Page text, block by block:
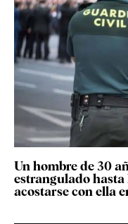
Un hombre de 30
estrangulado
acostarse con ella